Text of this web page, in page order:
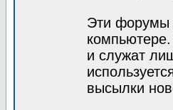
Эти форумы
и служат
высылки